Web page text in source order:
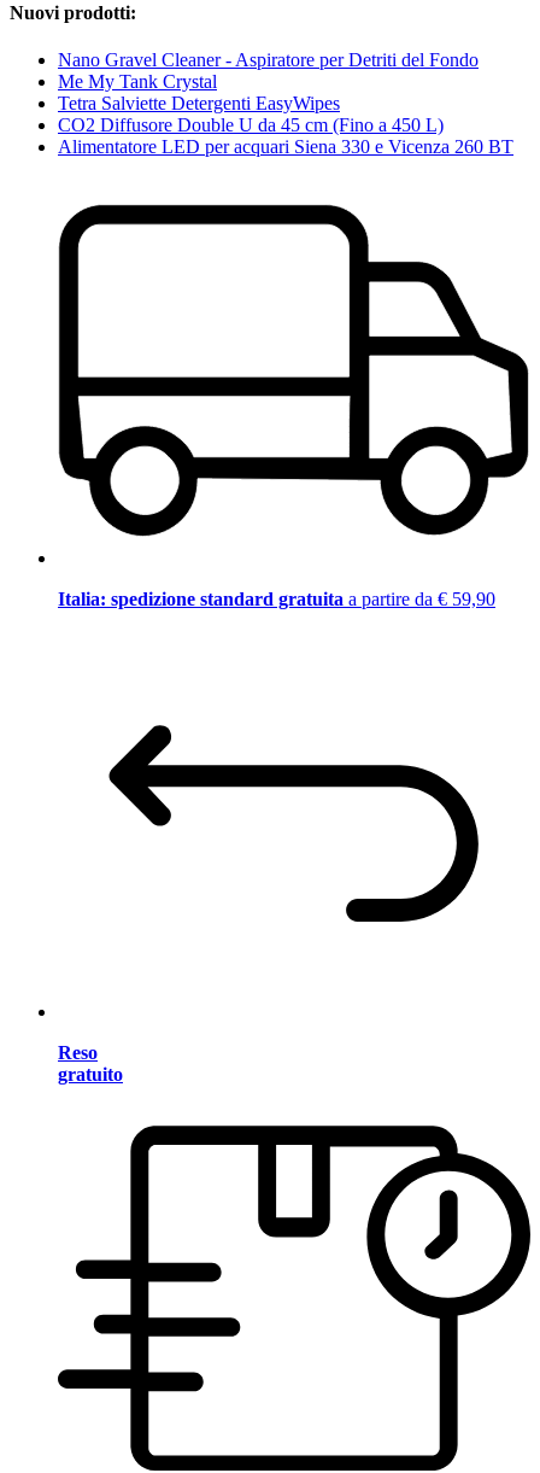
Nuovi prodotti:
Nano Gravel Cleaner - Aspiratore per Detriti del Fondo
Me My Tank Crystal
Tetra Salviette Detergenti EasyWipes
CO2 Diffusore Double U da 45 cm (Fino a 450 L)
Alimentatore LED per acquari Siena 330 e Vicenza 260 BT
Italia: spedizione standard gratuita a partire da € 59,90
Reso
gratuito